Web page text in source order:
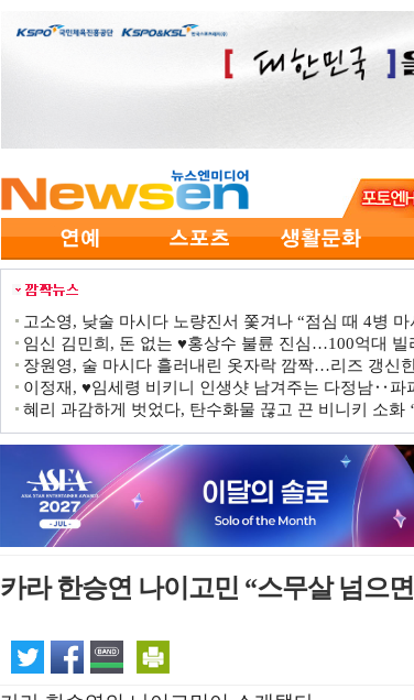
고소영, 낮술 마시다 노량진서 쫓겨나 “점심 때 4병
임신 김민희, 돈 없는 ♥홍상수 불륜 진심…100억대 빌
장원영, 술 마시다 흘러내린 옷자락 깜짝…리즈 갱신
이정재, ♥임세령 비키니 인생샷 남겨주는 다정남‥파
혜리 과감하게 벗었다, 탄수화물 끊고 끈 비니키 소화
카라 한승연 나이고민 “스무살 넘으